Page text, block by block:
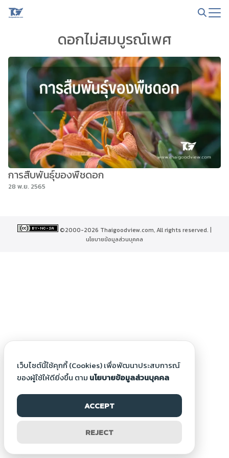
Skip
ดอกไม่สมบูรณ์เพศ
การสืบพันธุ์ของพืชดอก
28 พ.ย. 2565
©2000-2026 Thaigoodview.com, All rights reserved. |
นโยบายข้อมูลส่วนบุคคล
เว็บไซต์นี้ใช้คุกกี้ (Cookies) เพื่อพัฒนาประสบการณ์
ของผู้ใช้ให้ดียิ่งขึ้น ตาม นโยบายข้อมูลส่วนบุคคล
ACCEPT
REJECT